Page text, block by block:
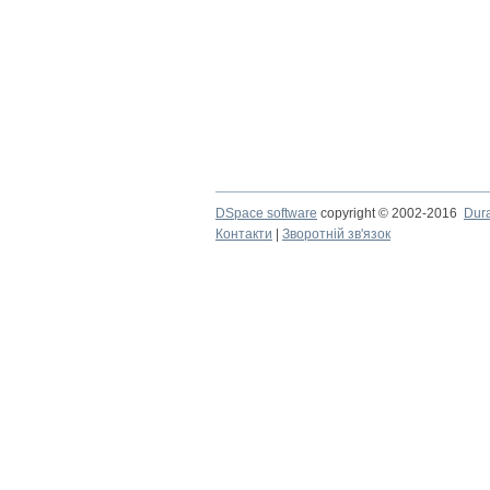
DSpace software copyright © 2002-2016
Контакти
Зворотній зв'язок